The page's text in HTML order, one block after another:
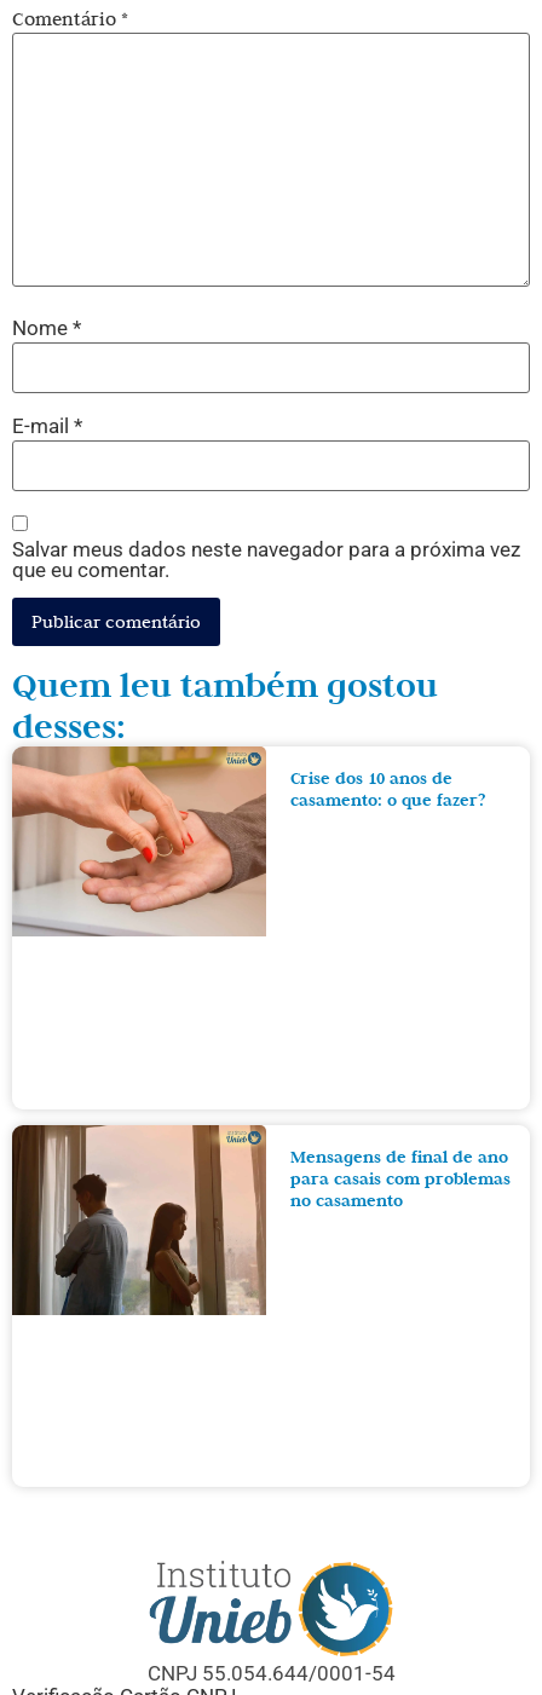
Comentário *
Nome *
E-mail *
Salvar meus dados neste navegador para a próxima vez
que eu comentar.
Quem leu também gostou
desses:
Crise dos 10 anos de
casamento: o que fazer?
Mensagens de final de ano
para casais com problemas
no casamento
CNPJ 55.054.644/0001-54